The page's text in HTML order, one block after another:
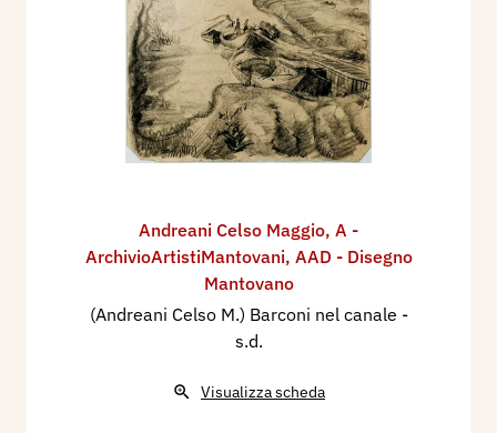
Andreani Celso Maggio, A -
ArchivioArtistiMantovani, AAD - Disegno
Mantovano
(Andreani Celso M.) Barconi nel canale -
s.d.
Visualizza scheda